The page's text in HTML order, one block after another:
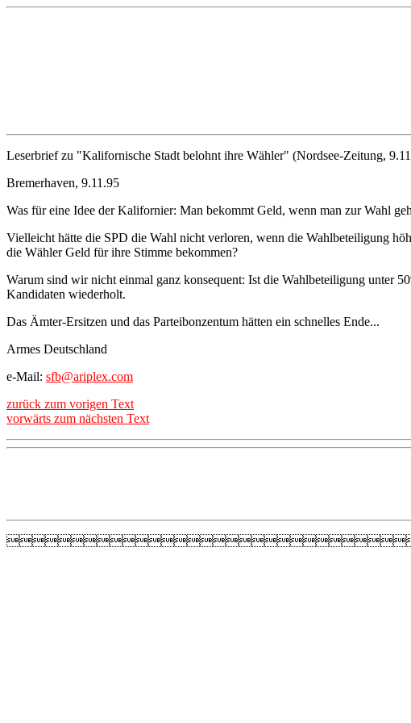
Leserbrief zu "Kalifornische Stadt belohnt ihre Wähler" (Nordsee-Zeitung,
Bremerhaven, 9.11.95
Was für eine Idee der Kalifornier: Man bekommt Geld, wenn man zur Wahl
Vielleicht hätte die SPD die Wahl nicht verloren, wenn die Wahlbeteiligung
die Wähler Geld für ihre Stimme bekommen?
Warum sind wir nicht einmal ganz konsequent: Ist die Wahlbeteiligung unter
Kandidaten wiederholt.
Das Ämter-Ersitzen und das Parteibonzentum hätten ein schnelles Ende...
Armes Deutschland
e-Mail: sfb@ariplex.com
zurück zum vorigen Text
vorwärts zum nächsten Text